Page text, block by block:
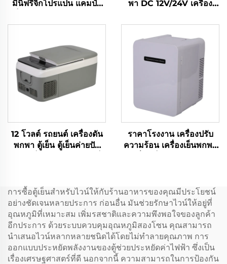
มินิฟรีจิ๊กโปรแปน แคมป์ตู้
เย็น เครื่องเย็นพกพา
พา DC 12V/24V เครื่อง
12 โวลต์ รถยนต์ เครื่องดัน
พกพา ตู้เย็น ตู้เย็นค่ายปัก
ราคาโรงงาน เครื่องปรับ
ความร้อน เครื่องเย็นพกพา
การซื้อตู้เย็นสำหรับไวน์ให้กับร้านอาหารของคุณมีประโยชน์
อย่างชัดเจนหลายประการ ก่อนอื่น มันช่วยรักษาไวน์ให้อยู่ที่
อุณหภูมิที่เหมาะสม เพิ่มรสชาติและความพึงพอใจของลูกค้า
อีกประการ ด้วยระบบควบคุมอุณหภูมิสองโซน คุณสามารถ
นำเสนอไวน์หลากหลายชนิดได้โดยไม่ทำลายคุณภาพ การ
ออกแบบประหยัดพลังงานของตู้ช่วยประหยัดค่าไฟฟ้า ซึ่งเป็น
เรื่องเศรษฐศาสตร์ที่ดี นอกจากนี้ ความสามารถในการป้องกัน